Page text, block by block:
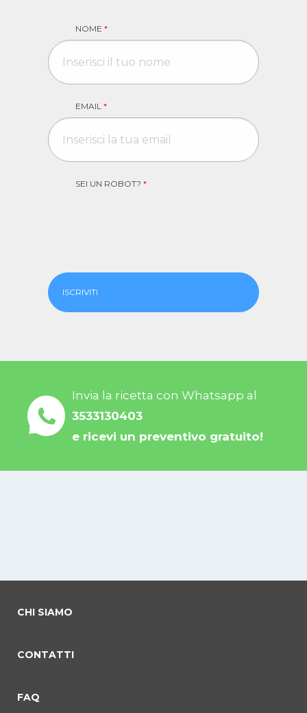
NOME *
EMAIL *
SEI UN ROBOT? *
ISCRIVITI
Invia la ricetta con Whatsapp al
3533130403
e ricevi un preventivo gratuito!
CHI SIAMO
CONTATTI
FAQ